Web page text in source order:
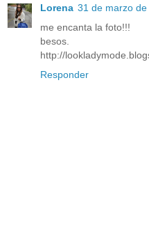
Lorena 31 de marzo
me encanta la foto!!!
besos.
http://
Responder